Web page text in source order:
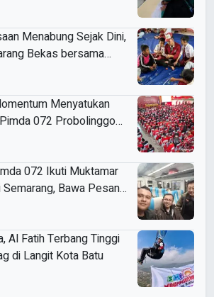
Menabung Sejak Dini,
Bekas bersama
Menyatukan
072 Probolinggo
Tapak Suci
072 Ikuti Muktamar
Bawa Pesan
Al Fatih Terbang Tinggi
di Langit Kota Batu